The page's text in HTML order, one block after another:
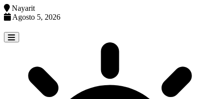
Nayarit
Agosto 5, 2026
to
content